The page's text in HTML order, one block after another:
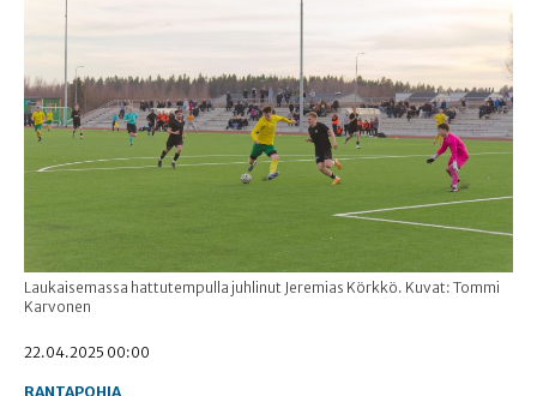
Laukaisemassa hattutempulla juhlinut Jeremias Körkkö. Kuvat: Tommi
Karvonen
22.04.2025 00:00
RANTAPOHJA